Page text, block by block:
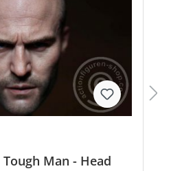
Tough Man - Head